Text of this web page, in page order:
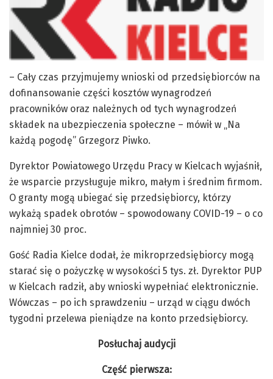
– Cały czas przyjmujemy wnioski od przedsiębiorców na
dofinansowanie części kosztów wynagrodzeń
pracowników oraz należnych od tych wynagrodzeń
składek na ubezpieczenia społeczne – mówił w „Na
każdą pogodę” Grzegorz Piwko.
Dyrektor Powiatowego Urzędu Pracy w Kielcach wyjaśnił,
że wsparcie przysługuje mikro, małym i średnim firmom.
O granty mogą ubiegać się przedsiębiorcy, którzy
wykażą spadek obrotów – spowodowany COVID-19 – o co
najmniej 30 proc.
Gość Radia Kielce dodał, że mikroprzedsiębiorcy mogą
starać się o pożyczkę w wysokości 5 tys. zł. Dyrektor PUP
w Kielcach radził, aby wnioski wypełniać elektronicznie.
Wówczas – po ich sprawdzeniu – urząd w ciągu dwóch
tygodni przelewa pieniądze na konto przedsiębiorcy.
Posłuchaj audycji
Część pierwsza: